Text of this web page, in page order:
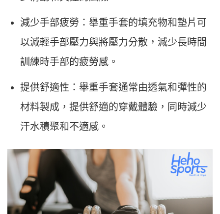
減少手部疲勞：舉重手套的填充物和墊片可
以減輕手部壓力與將壓力分散，減少長時間
訓練時手部的疲勞感。
提供舒適性：舉重手套通常由透氣和彈性的
材料製成，提供舒適的穿戴體驗，同時減少
汗水積聚和不適感。